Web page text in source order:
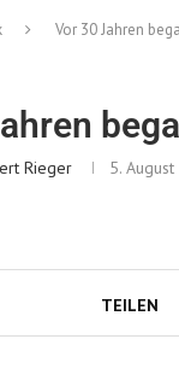
Vor 30 Jahren
Rieger 5.
TEILEN